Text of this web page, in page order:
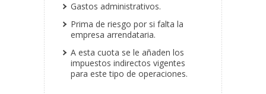
Gastos administrativos.
Prima de riesgo por si falta la
empresa arrendataria.
A esta cuota se le añaden los
impuestos indirectos vigentes
para este tipo de operaciones.